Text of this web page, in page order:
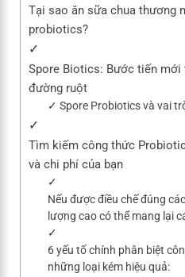
Tại sao ăn sữa chua thương
probiotics?
Spore Biotics: Bước tiến
đường ruột
Spore Probiotics và vai
Tìm kiếm công thức
và chi phí của bạn
Nếu được điều chế đúng
lượng cao có thể mang lại
6 yếu tố chính phân biệt
những loại kém hiệu quả: